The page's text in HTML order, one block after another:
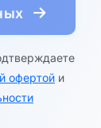
офертой и